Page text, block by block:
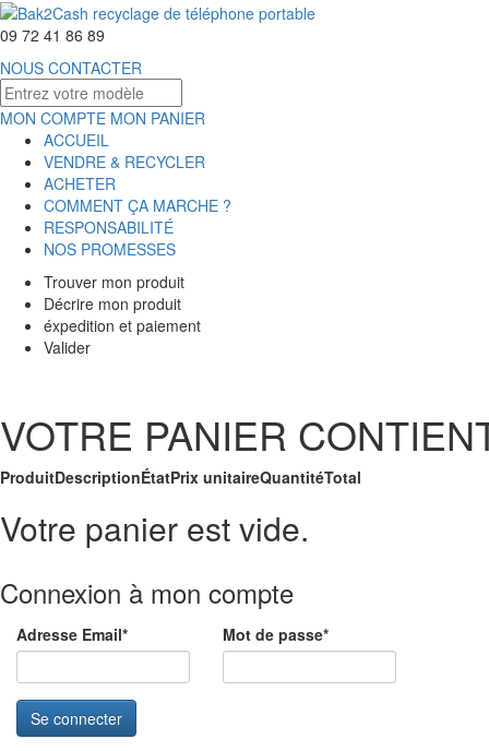
09 72 41 86 89
NOUS CONTACTER
MON COMPTE MON PANIER
ACCUEIL
VENDRE & RECYCLER
ACHETER
COMMENT ÇA MARCHE ?
RESPONSABILITÉ
NOS PROMESSES
Trouver mon produit
Décrire mon produit
éxpedition et paiement
Valider
VOTRE PANIER
ProduitDescriptionÉtatPrix unitaireQuantitéTotal
Votre panier est vide.
Connexion à mon compte
Adresse Email* Mot de passe*
Se connecter